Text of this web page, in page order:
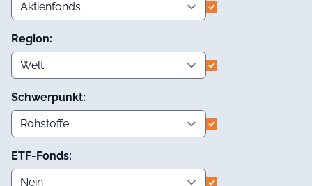
Region:
Schwerpunkt:
ETF-Fonds: